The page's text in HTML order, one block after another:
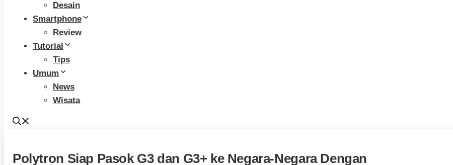
Desain
Smartphone
Review
Tutorial
Tips
Umum
News
Wisata
Polytron Siap Pasok G3 dan G3+ ke Negara-Negara Dengan